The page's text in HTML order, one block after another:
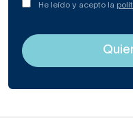
He leído y acepto la